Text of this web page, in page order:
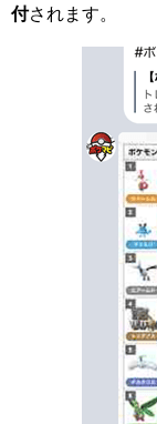
付されます。